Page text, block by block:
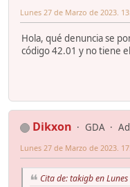
Lunes 27 de Marzo de 2023.
Hola, qué denuncia se
código 42.01 y no tiene
Dikxon GDA
Lunes 27 de Marzo de 2023.
Cita de: takigb en